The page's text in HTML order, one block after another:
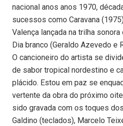
nacional anos anos 1970,
sucessos como Caravana
Valença lançada na trilha
Dia branco (Geraldo Azevedo e
O cancioneiro do artista se
de sabor tropical nordestino e
plácido. Estou em paz se
vertente da obra do próximo
sido gravada com os toques
Galdino (teclados), Marcelo